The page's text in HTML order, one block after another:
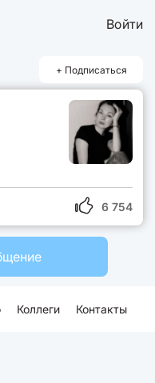
Войти
+ Подписаться
6 754
Коллеги Контакты